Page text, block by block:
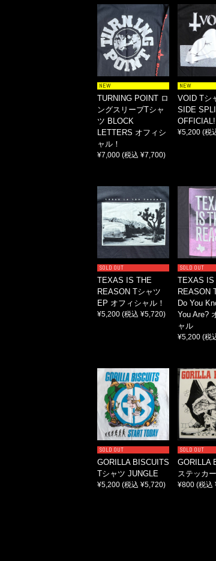
NEW
TURNING POINT ロ
ングスリーブTシャ
ツ BLOCK
LETTERS オフィシ
ャル！
¥7,000 (税込 ¥7,700)
NEW
VOID Tシ
SIDE
OFFICIAL!
¥5,200 (税
SOLD OUT
TEXAS IS THE
REASON Tシャツ
EP オフィシャル！
¥5,200 (税込 ¥5,720)
SOLD OUT
TEXAS IS
REASON
Do You
You Are?
ャル
¥5,200 (税
SOLD OUT
GORILLA BISCUITS
Tシャツ JUNGLE
¥5,200 (税込 ¥5,720)
SOLD OUT
GORILLA
ステッカ
¥800 (税込